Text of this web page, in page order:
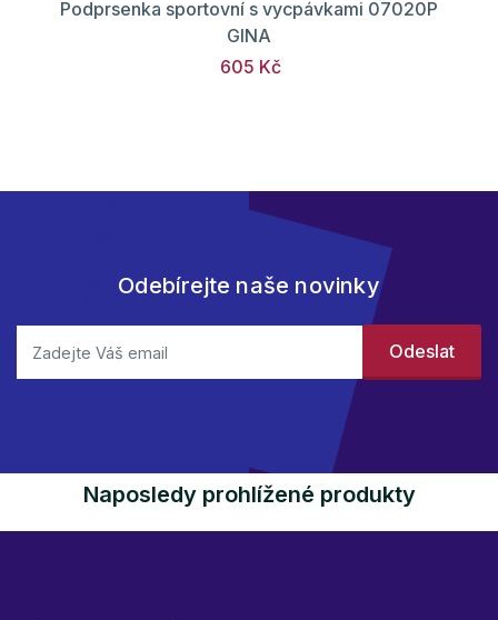
Podprsenka sportovní s vycpávkami 07020P
GINA
605 Kč
Odebírejte naše novinky
Naposledy prohlížené produkty